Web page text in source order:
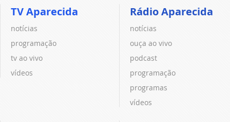
TV Aparecida
notícias
programação
tv ao vivo
vídeos
Rádio Aparecida
notícias
ouça ao vivo
podcast
programação
programas
vídeos